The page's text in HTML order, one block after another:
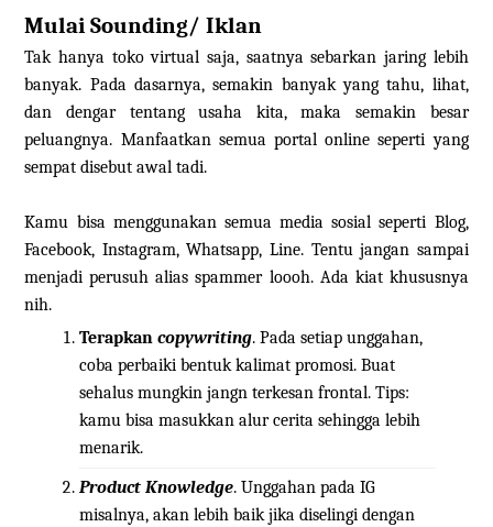
Mulai Sounding/ Iklan
Tak hanya toko virtual saja, saatnya sebarkan jaring lebih
banyak. Pada dasarnya, semakin banyak yang tahu, lihat,
dan dengar tentang usaha kita, maka semakin besar
peluangnya. Manfaatkan semua portal online seperti yang
sempat disebut awal tadi.
Kamu bisa menggunakan semua media sosial seperti Blog,
Facebook, Instagram, Whatsapp, Line. Tentu jangan sampai
menjadi perusuh alias spammer loooh. Ada kiat khususnya
nih.
Terapkancopywriting. Pada setiap unggahan,
coba perbaiki bentuk kalimat promosi. Buat
sehalus mungkin jangn terkesan frontal. Tips:
kamu bisa masukkan alur cerita sehingga lebih
menarik.
Product Knowledge. Unggahan pada IG
misalnya, akan lebih baik jika diselingi dengan